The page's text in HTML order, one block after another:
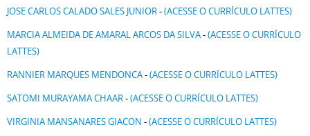
JOSE CARLOS CALADO SALES JUNIOR-(ACESSE O CURRÍCULO LATTES)
MARCIA ALMEIDA DE AMARAL ARCOS DA SILVA-(ACESSE O CURRÍCULO
LATTES)
RANNIER MARQUES MENDONCA-(ACESSE O CURRÍCULO LATTES)
SATOMI MURAYAMA CHAAR-(ACESSE O CURRÍCULO LATTES)
VIRGINIA MANSANARES GIACON -(ACESSE O CURRÍCULO LATTES)